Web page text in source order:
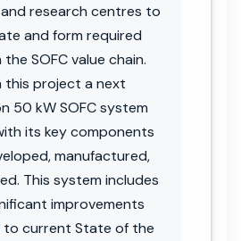
research centres to
and form required
SOFC value chain.
this project a next
50 kW SOFC system
its key components
manufactured,
This system includes
improvements
to current State of the